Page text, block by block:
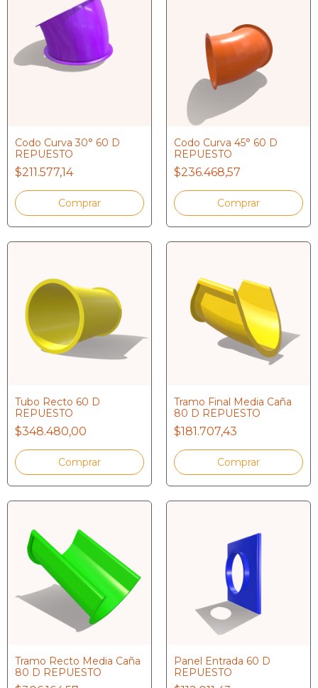
Codo Curva 30° 60 D
REPUESTO
$211.577,14
Codo Curva 45° 60 D
REPUESTO
$236.468,57
Tubo Recto 60 D
REPUESTO
$348.480,00
Tramo Final Media Caña
80 D REPUESTO
$181.707,43
Tramo Recto Media Caña
80 D REPUESTO
Panel Entrada 60 D
REPUESTO